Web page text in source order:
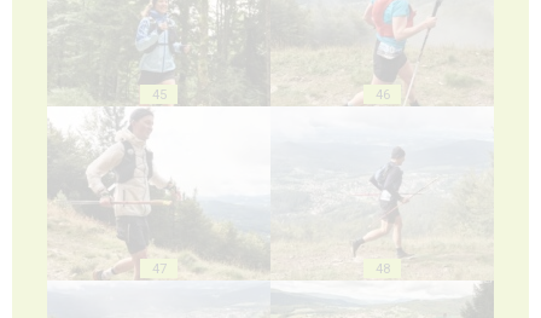
45 46
47 48